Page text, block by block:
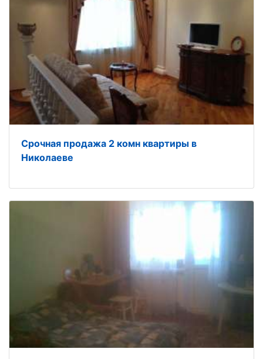
Срочная продажа 2 комн квартиры в
Николаеве